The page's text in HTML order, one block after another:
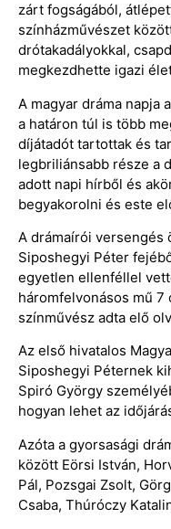
zárt fogságából,
színházművészet
drótakadályokkal,
megkezdhette igazi
A magyar dráma napja
a határon túl is több
díjátadót tartottak és
legbriliánsabb része a
adott napi hírből és
begyakorolni és este
A drámaírói versengés
Siposhegyi Péter
egyetlen ellenféllel
háromfelvonásos mű 7
színművész adta elő
Az első hivatalos
Siposhegyi Péternek
Spiró György
hogyan lehet az
Azóta a gyorsasági
között Eörsi István,
Pál, Pozsgai Zsolt,
Csaba, Thúróczy